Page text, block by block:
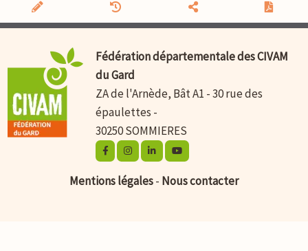
Fédération départementale des CIVAM
du Gard
ZA de l'Arnède, Bât A1 - 30 rue des
épaulettes -
30250 SOMMIERES
Mentions légales- Nous contacter